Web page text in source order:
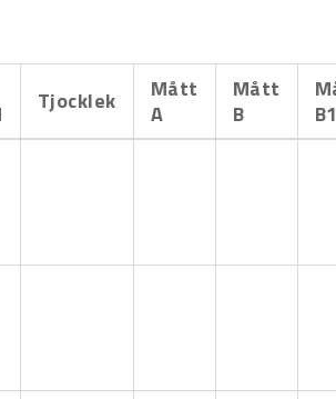
Tjocklek
Mått
A
Mått
B
B1